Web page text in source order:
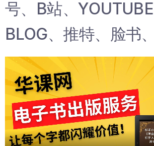
号、B站、
BLOG、推特、脸书